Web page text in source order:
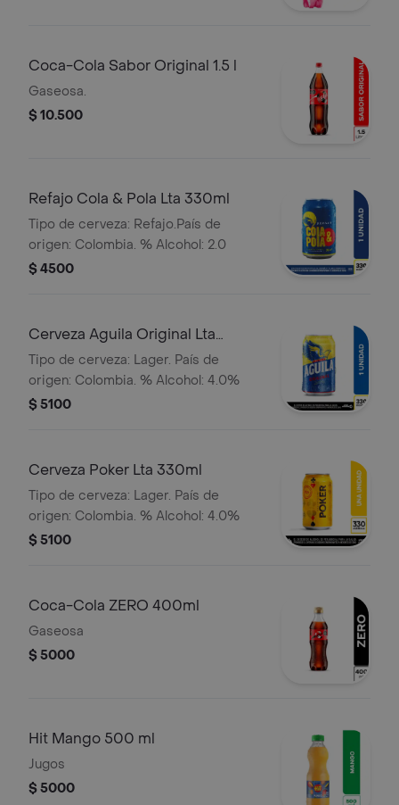
Coca-Cola Sabor Original 1.5 l
Gaseosa.
$ 10.500
Refajo Cola & Pola Lta 330ml
Tipo de cerveza: Refajo.País de
origen: Colombia. % Alcohol: 2.0
$ 4500
Cerveza Aguila Original Lta
330ml
Tipo de cerveza: Lager. País de
origen: Colombia. % Alcohol: 4.0%
$ 5100
Cerveza Poker Lta 330ml
Tipo de cerveza: Lager. País de
origen: Colombia. % Alcohol: 4.0%
$ 5100
Coca-Cola ZERO 400ml
Gaseosa
$ 5000
Hit Mango 500 ml
Jugos
$ 5000